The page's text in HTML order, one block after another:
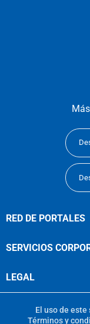
RED DE PORTALES
SERVICIOS
LEGAL
El uso de
Términos y